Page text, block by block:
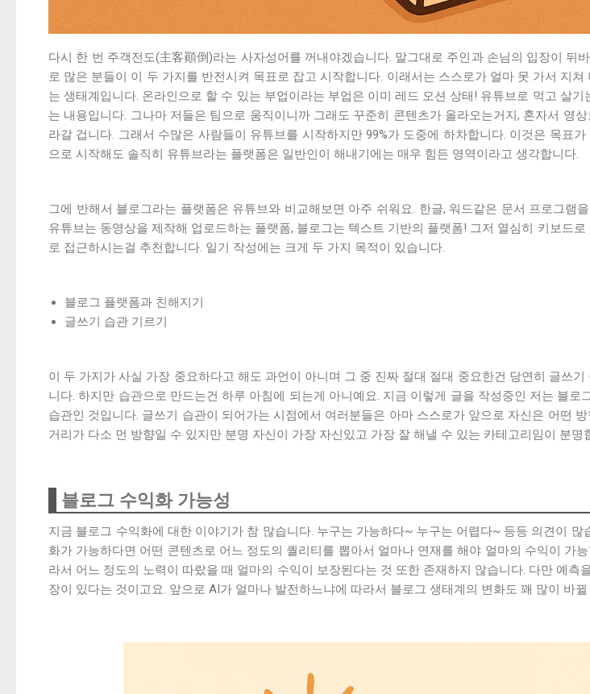
다시 한 번 주객전도(主客顚倒)라는 사자성어를 꺼내야겠습니다. 말그대로 주인과 손님의 입장이
로 많은 분들이 이 두 가지를 반전시켜 목표로 잡고 시작합니다. 이래서는 스스로가 얼마 못 가서 지
는 생태계입니다. 온라인으로 할 수 있는 부업이라는 부업은 이미 레드 오션 상태! 유튜브로 먹고 살
는 내용입니다. 그나마 저들은 팀으로 움직이니까 그래도 꾸준히 콘텐츠가 올라오는거지, 혼자서
라갈 겁니다. 그래서 수많은 사람들이 유튜브를 시작하지만 99%가 도중에 하차합니다. 이것은 목표
으로 시작해도 솔직히 유튜브라는 플랫폼은 일반인이 해내기에는 매우 힘든 영역이라고 생각합니다.
그에 반해서 블로그라는 플랫폼은 유튜브와 비교해보면 아주 쉬워요. 한글, 워드같은 문서 프로그
유튜브는 동영상을 제작해 업로드하는 플랫폼, 블로그는 텍스트 기반의 플랫폼! 그저 열심히 키보드
로 접근하시는걸 추천합니다. 일기 작성에는 크게 두 가지 목적이 있습니다.
블로그 플랫폼과 친해지기
글쓰기 습관 기르기
이 두 가지가 사실 가장 중요하다고 해도 과언이 아니며 그 중 진짜 절대 절대 중요한건 당연히 글쓰
니다. 하지만 습관으로 만드는건 하루 아침에 되는게 아니예요. 지금 이렇게 글을 작성중인 저는 블
습관인 것입니다. 글쓰기 습관이 되어가는 시점에서 여러분들은 아마 스스로가 앞으로 자신은 어떤
거리가 다소 먼 방향일 수 있지만 분명 자신이 가장 자신있고 가장 잘 해낼 수 있는 카테고리임이 분명
블로그 수익화 가능성
지금 블로그 수익화에 대한 이야기가 참 많습니다. 누구는 가능하다~ 누구는 어렵다~ 등등 의견이
화가 가능하다면 어떤 콘텐츠로 어느 정도의 퀄리티를 뽑아서 얼마나 연재를 해야 얼마의 수익이 가
라서 어느 정도의 노력이 따랐을 때 얼마의 수익이 보장된다는 것 또한 존재하지 않습니다. 다만 예
장이 있다는 것이고요. 앞으로 AI가 얼마나 발전하느냐에 따라서 블로그 생태계의 변화도 꽤 많이 바